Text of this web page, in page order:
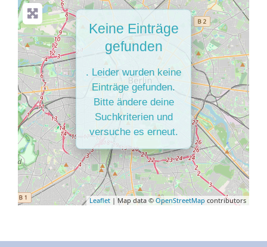
Leaflet| Map data © OpenStreetMap contributors
Keine Einträge
gefunden
. Leider wurden keine
Einträge gefunden.
Bitte ändere deine
Suchkriterien und
versuche es erneut.